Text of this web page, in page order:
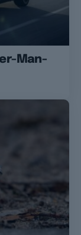
Man-